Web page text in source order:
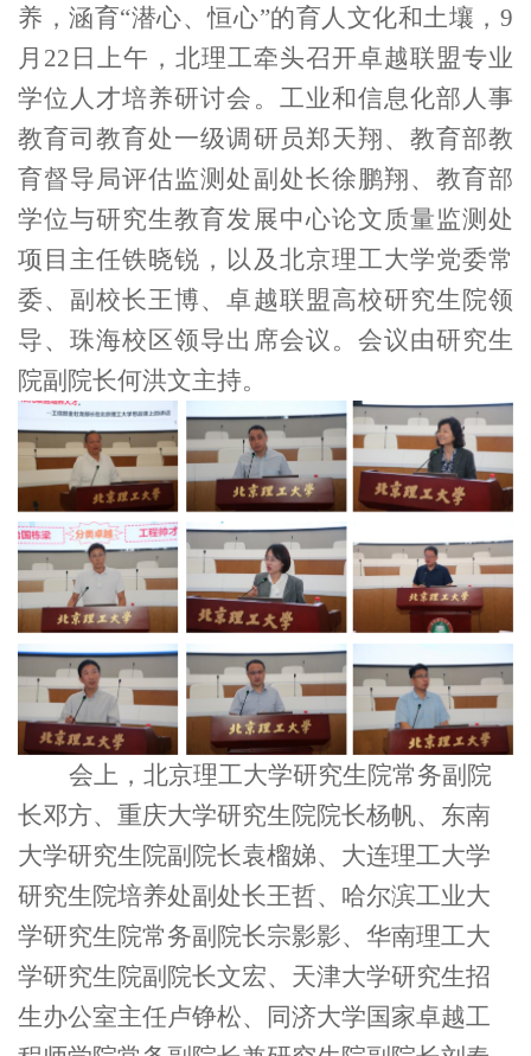
养，涵育“潜心、恒心”的育人文化和土壤， 9
月 22 日上午，北理工牵头召开卓越联盟专业
学位人才培养研讨会。工业和信息化部人事
教育司教育处一级调研员郑天翔、教育部教
育督导局评估监测处副处长徐鹏翔、教育部
学位与研究生教育发展中心论文质量监测处
项目主任铁晓锐，以及北京理工大学党委常
委、副校长王博、卓越联盟高校研究生院领
导、珠海校区领导出席会议。会议由研究生
院副院长何洪文主持。
会上，北京理工大学研究生院常务副院
长邓方、重庆大学研究生院院长杨帆、东南
大学研究生院副院长袁榴娣、大连理工大学
研究生院培养处副处长王哲、哈尔滨工业大
学研究生院常务副院长宗影影、华南理工大
学研究生院副院长文宏、天津大学研究生招
生办公室主任卢铮松、同济大学国家卓越工